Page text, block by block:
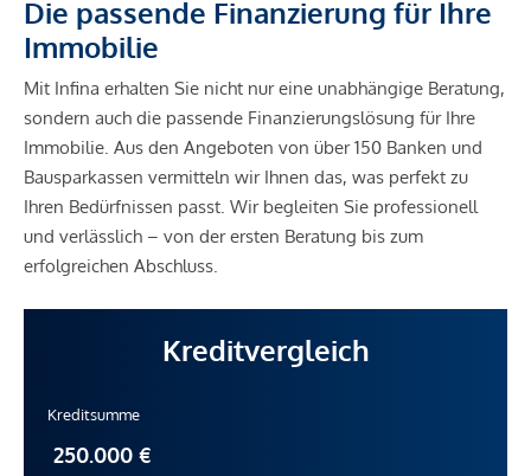
Die passende Finanzierung für Ihre
Immobilie
Mit Infina erhalten Sie nicht nur eine unabhängige Beratung,
sondern auch die passende Finanzierungslösung für Ihre
Immobilie. Aus den Angeboten von über 150 Banken und
Bausparkassen vermitteln wir Ihnen das, was perfekt zu
Ihren Bedürfnissen passt. Wir begleiten Sie professionell
und verlässlich – von der ersten Beratung bis zum
erfolgreichen Abschluss.
Kreditvergleich
Kreditsumme